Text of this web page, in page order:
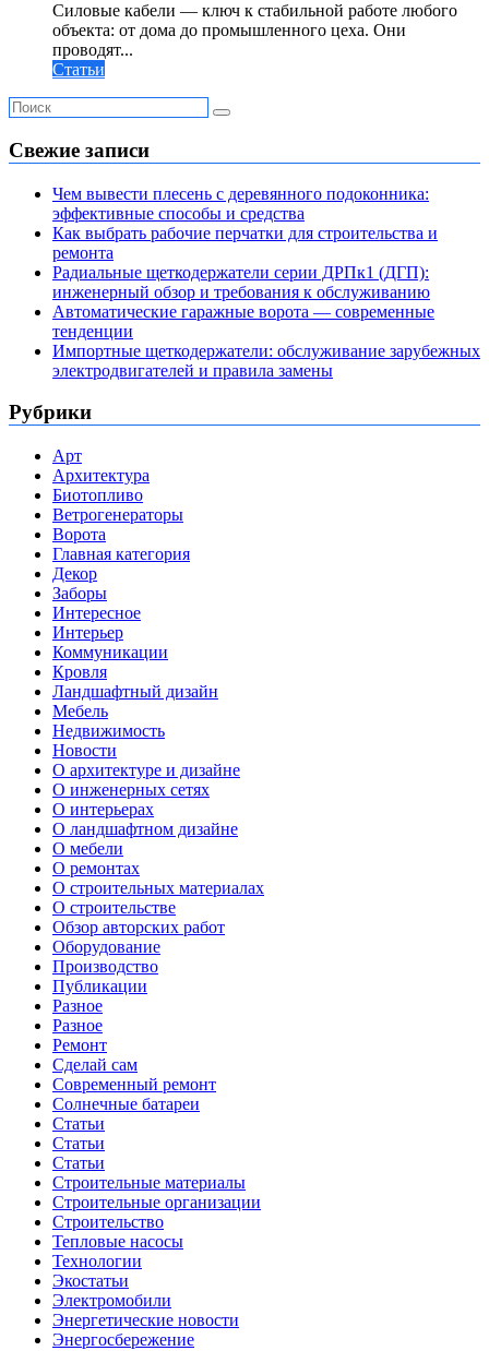
Силовые кабели — ключ к стабильной работе любого
объекта: от дома до промышленного цеха. Они
проводят...
Статьи
Свежие записи
Чем вывести плесень с деревянного подоконника:
эффективные способы и средства
Как выбрать рабочие перчатки для строительства и
ремонта
Радиальные щеткодержатели серии ДРПк1 (ДГП):
инженерный обзор и требования к обслуживанию
Автоматические гаражные ворота — современные
тенденции
Импортные щеткодержатели: обслуживание зарубежных
электродвигателей и правила замены
Рубрики
Арт
Архитектура
Биотопливо
Ветрогенераторы
Ворота
Главная категория
Декор
Заборы
Интересное
Интерьер
Коммуникации
Кровля
Ландшафтный дизайн
Мебель
Недвижимость
Новости
О архитектуре и дизайне
О инженерных сетях
О интерьерах
О ландшафтном дизайне
О мебели
О ремонтах
О строительных материалах
О строительстве
Обзор авторских работ
Оборудование
Производство
Публикации
Разное
Разное
Ремонт
Сделай сам
Современный ремонт
Солнечные батареи
Статьи
Статьи
Статьи
Строительные материалы
Строительные организации
Строительство
Тепловые насосы
Технологии
Экостатьи
Электромобили
Энергетические новости
Энергосбережение